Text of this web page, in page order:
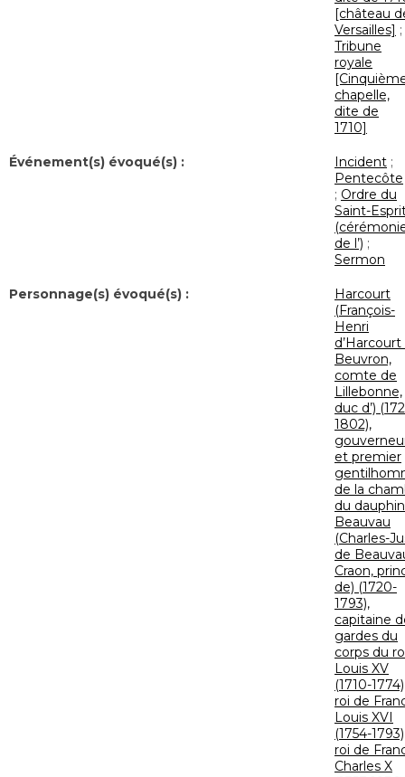
[château
Versailles] ;
Tribune
royale
chapelle,
dite de
1710]
Événement(s) évoqué(s) : Incident ;
Pentecôte
; Ordre du
Saint-
de l’) ;
Sermon
Personnage(s) évoqué(s) :
Harcourt
(François-
Henri
Beuvron,
comte de
Lillebonne,
duc d’)
1802),
et premier
de la
du dauphin
Beauvau
(Charles-
de
Craon,
de) (1720-
1793),
capitaine
gardes du
corps du
Louis XV
(1710-
roi de
Louis XVI
(1754-
roi de
Charles X